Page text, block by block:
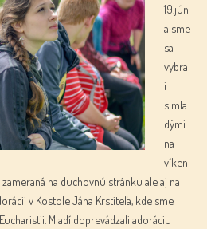
19.jún
a sme
sa
vybral
i
s mla
dými
na
víken
na duchovnú stránku ale aj na
v Kostole Jána Krstiteľa, kde sme
Mladí doprevádzali adoráciu